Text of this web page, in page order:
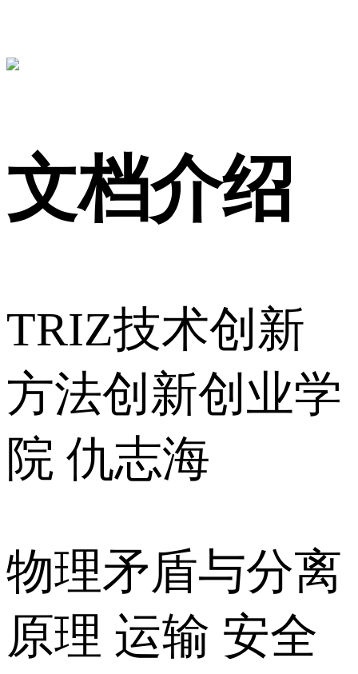
文档介绍
TRIZ技术创新
方法创新创业学
院 仇志海
物理矛盾与分离
原理 运输 安全